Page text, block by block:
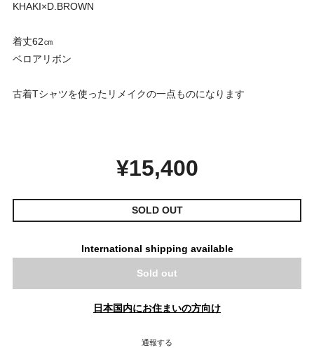
KHAKI×D.BROWN
着丈62㎝
ベロアリボン
古着Tシャツを使ったリメイクの一点ものになります
¥15,400
SOLD OUT
International shipping available
Sold out
日本国内にお住まいの方向け
通報する